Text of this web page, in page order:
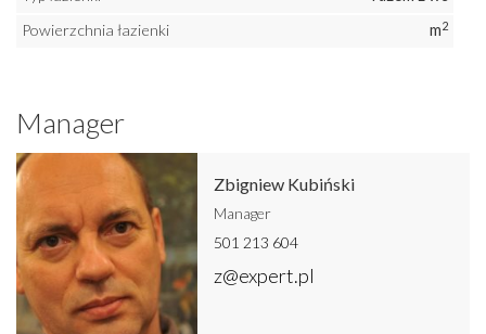
Powierzchnia łazienki
m2
Manager
Zbigniew Kubiński
Manager
501 213 604
z@expert.pl